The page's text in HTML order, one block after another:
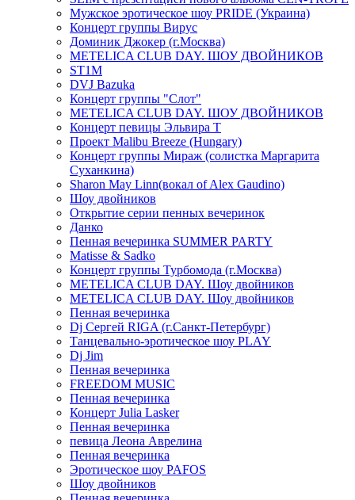
Мужское эротическое шоу PRIDE (Украина)
Концерт группы Вирус
Доминик Джокер (г.Москва)
METELICA CLUB DAY. ШОУ ДВОЙНИКОВ
ST1M
DVJ Bazuka
Концерт группы "Слот"
METELICA CLUB DAY. ШОУ ДВОЙНИКОВ
Концерт певицы Эльвира Т
Проект Malibu Breeze (Hungary)
Концерт группы Мираж (солистка Маргарита
Суханкина)
Sharon May Linn(вокал of Alex Gaudino)
Шоу двойников
Открытие серии пенных вечеринок
Данко
Пенная вечеринка SUMMER PARTY
Matisse & Sadko
Концерт группы Турбомода (г.Москва)
METELICA CLUB DAY. Шоу двойников
METELICA CLUB DAY. Шоу двойников
Пенная вечеринка
Dj Сергей RIGA (г.Санкт-Петербург)
Танцевально-эротическое шоу PLAY
Dj Jim
Пенная вечеринка
FREEDOM MUSIC
Пенная вечеринка
Концерт Julia Lasker
Пенная вечеринка
певица Леона Аврелина
Пенная вечеринка
Эротическое шоу PAFOS
Шоу двойников